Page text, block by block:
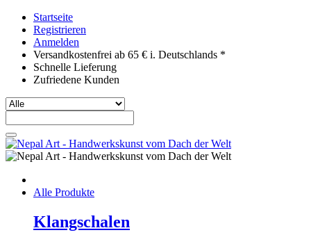
Startseite
Registrieren
Anmelden
Versandkostenfrei ab 65 € i. Deutschlands *
Schnelle Lieferung
Zufriedene Kunden
Alle Produkte
Klangschalen